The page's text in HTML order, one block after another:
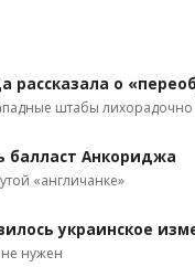
рассказала о
штабы
балласт Анкориджа
«англичанке»
украинское
нужен